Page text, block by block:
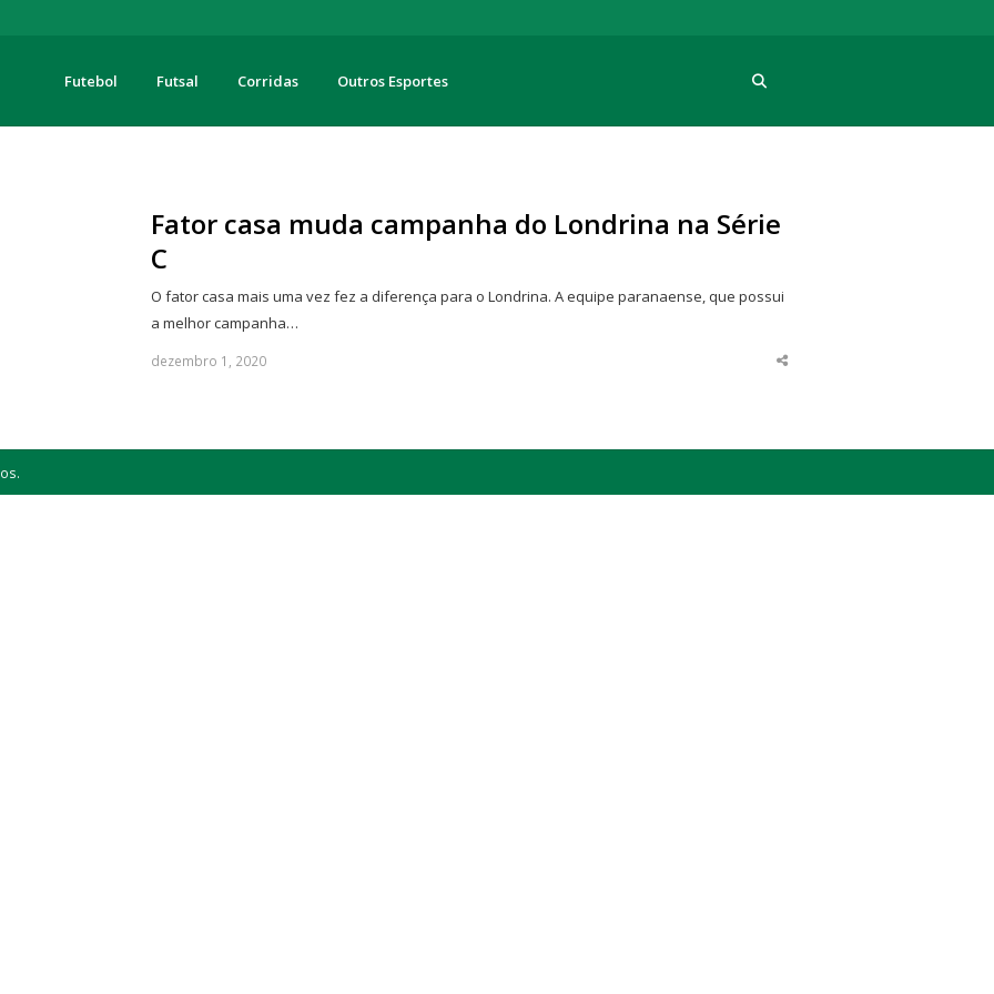
Futebol Futsal Corridas Outros Esportes
Fator casa muda campanha do Londrina na Série
C
O fator casa mais uma vez fez a diferença para o Londrina. A equipe paranaense, que possui
a melhor campanha…
dezembro 1, 2020
Share